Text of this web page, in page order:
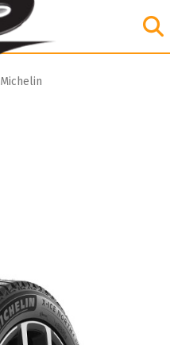
Michelin